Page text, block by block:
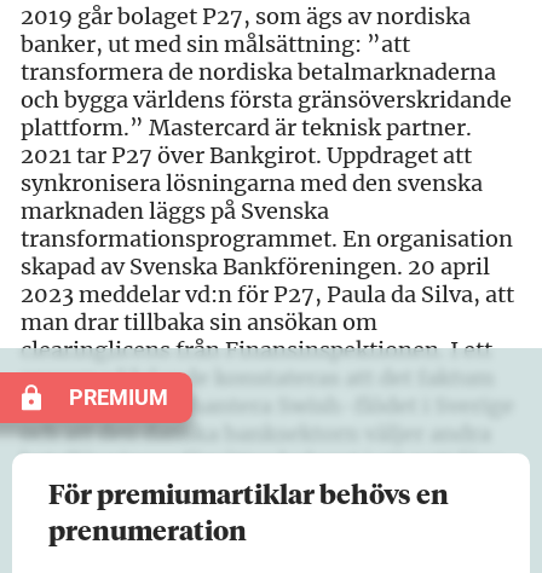
2019 går bolaget P27, som ägs av nordiska
banker, ut med sin målsättning: ”att
transformera de nordiska betalmarknaderna
och bygga världens första gränsöverskridande
plattform.” Mastercard är teknisk partner.
2021 tar P27 över Bankgirot. Uppdraget att
synkronisera lösningarna med den svenska
marknaden läggs på Svenska
transformationsprogrammet. En organisation
skapad av Svenska Bankföreningen. 20 april
2023 meddelar vd:n för P27, Paula da Silva, att
man drar tillbaka sin ansökan om
clearinglicens från Finansinspektionen. I ett
pressmeddelande konstateras att det faktum
att P27 inte ska hantera Swish-flödet i Sverige
och att den danska banksektorn väljer andra
betallösningar försätter bolaget i ett nytt läge.
PREMIUM
För premiumartiklar behövs en
prenumeration